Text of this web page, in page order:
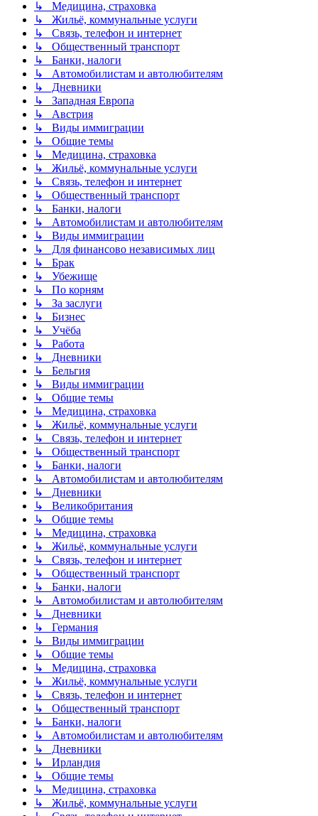
↳ Медицина, страховка
↳ Жильё, коммунальные услуги
↳ Связь, телефон и интернет
↳ Общественный транспорт
↳ Банки, налоги
↳ Автомобилистам и автолюбителям
↳ Дневники
↳ Западная Европа
↳ Австрия
↳ Виды иммиграции
↳ Общие темы
↳ Медицина, страховка
↳ Жильё, коммунальные услуги
↳ Связь, телефон и интернет
↳ Общественный транспорт
↳ Банки, налоги
↳ Автомобилистам и автолюбителям
↳ Виды иммиграции
↳ Для финансово независимых лиц
↳ Брак
↳ Убежище
↳ По корням
↳ За заслуги
↳ Бизнес
↳ Учёба
↳ Работа
↳ Дневники
↳ Бельгия
↳ Виды иммиграции
↳ Общие темы
↳ Медицина, страховка
↳ Жильё, коммунальные услуги
↳ Связь, телефон и интернет
↳ Общественный транспорт
↳ Банки, налоги
↳ Автомобилистам и автолюбителям
↳ Дневники
↳ Великобритания
↳ Общие темы
↳ Медицина, страховка
↳ Жильё, коммунальные услуги
↳ Связь, телефон и интернет
↳ Общественный транспорт
↳ Банки, налоги
↳ Автомобилистам и автолюбителям
↳ Дневники
↳ Германия
↳ Виды иммиграции
↳ Общие темы
↳ Медицина, страховка
↳ Жильё, коммунальные услуги
↳ Связь, телефон и интернет
↳ Общественный транспорт
↳ Банки, налоги
↳ Автомобилистам и автолюбителям
↳ Дневники
↳ Ирландия
↳ Общие темы
↳ Медицина, страховка
↳ Жильё, коммунальные услуги